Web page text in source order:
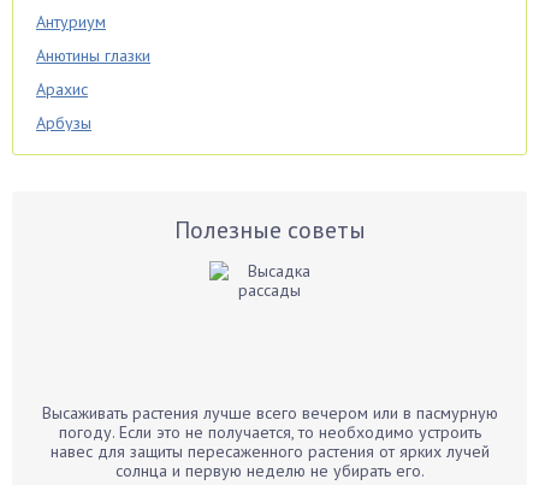
Антуриум
Анютины глазки
Арахис
Арбузы
Аспарагус
Бархатцы
Бегония
Полезные советы
Высаживать растения лучше всего вечером или в пасмурную
погоду. Если это не получается, то необходимо устроить
навес для защиты пересаженного растения от ярких лучей
солнца и первую неделю не убирать его.